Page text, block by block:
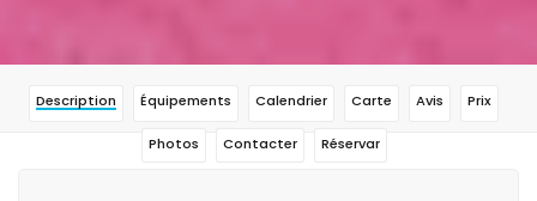
Description Équipements Calendrier Carte Avis Prix
Photos Contacter Réservar